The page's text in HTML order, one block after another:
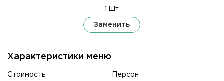
Характеристики меню
Стоимость Персон
1 Шт
Заменить